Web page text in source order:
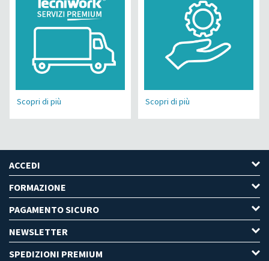
Scopri di più Scopri di più
ACCEDI
FORMAZIONE
PAGAMENTO SICURO
NEWSLETTER
SPEDIZIONI PREMIUM